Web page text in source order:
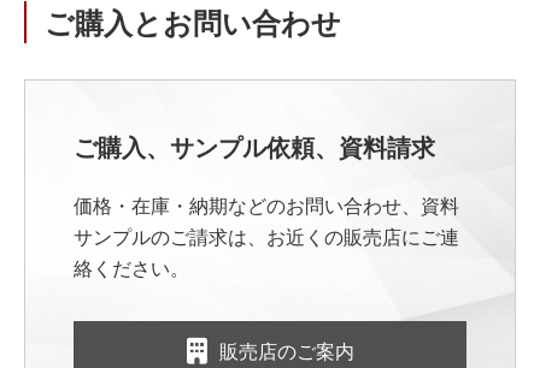
ご購入とお問い合わせ
ご購入、サンプル依頼、資料請求
価格・在庫・納期などのお問い合わせ、資料
サンプルのご請求は、お近くの販売店にご連
絡ください。
販売店のご案内